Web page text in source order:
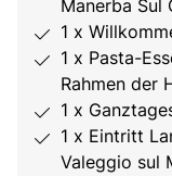
Manerba Sul
1 x
1 x Pasta-
Rahmen der
1 x
1 x Eintritt
Valeggio sul